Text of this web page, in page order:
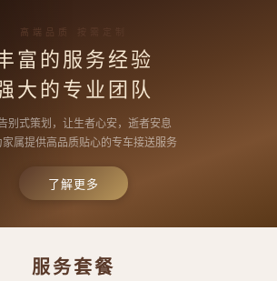
高端品质 按需定制
富的服务经验
大的专业团队
别式策划，让生者心安，逝者安息
家属提供高品质贴心的专车接送服务
了解更多
服务套餐